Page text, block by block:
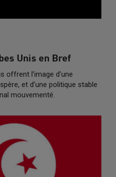
Unis en Bref
offrent l’image d’une
et d’une politique stable
mouvementé.